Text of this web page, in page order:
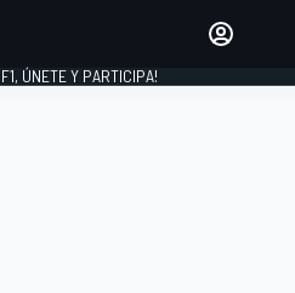
ÚNETE Y PARTICIPA!